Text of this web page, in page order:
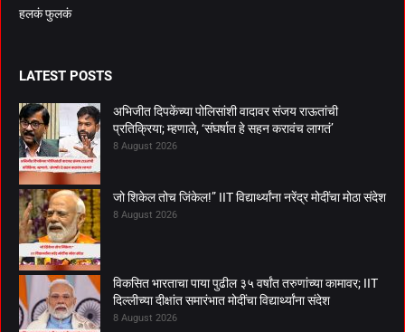
हलकं फुलकं
LATEST POSTS
अभिजीत दिपकेंच्या पोलिसांशी वादावर संजय राऊतांची
प्रतिक्रिया; म्हणाले, ‘संघर्षात हे सहन करावंच लागतं’
8 August 2026
जो शिकेल तोच जिंकेल!” IIT विद्यार्थ्यांना नरेंद्र मोदींचा मोठा संदेश
8 August 2026
विकसित भारताचा पाया पुढील ३५ वर्षांत तरुणांच्या कामावर; IIT
दिल्लीच्या दीक्षांत समारंभात मोदींचा विद्यार्थ्यांना संदेश
8 August 2026